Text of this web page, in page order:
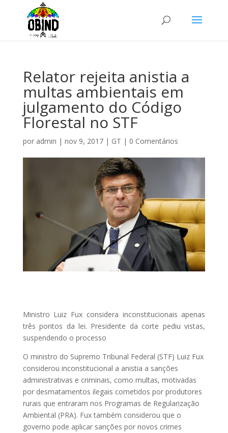
Relator rejeita anistia a
multas ambientais em
julgamento do Código
Florestal no STF
por admin | nov 9, 2017| GT | 0 Comentários
Ministro Luiz Fux considera inconstitucionais apenas
três pontos da lei. Presidente da corte pediu vistas,
suspendendo o processo
O ministro do Supremo Tribunal Federal (STF) Luiz Fux
considerou inconstitucional a anistia a sanções
administrativas e criminais, como multas, motivadas
por desmatamentos ilegais cometidos por produtores
rurais que entraram nos Programas de Regularização
Ambiental (PRA). Fux também considerou que o
governo pode aplicar sanções por novos crimes